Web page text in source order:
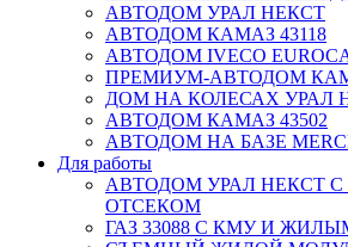
АВТОДОМ УРАЛ НЕКСТ
АВТОДОМ КАМАЗ 43118
АВТОДОМ IVECO
ПРЕМИУМ-АВТОДОМ
ДОМ НА КОЛЕСАХ УРАЛ
АВТОДОМ КАМАЗ 43502
АВТОДОМ НА БАЗЕ
Для работы
АВТОДОМ УРАЛ НЕКСТ
ОТСЕКОМ
ГАЗ 33088 С КМУ И